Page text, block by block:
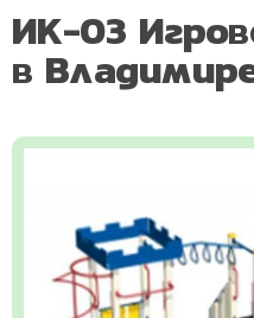
ИК-03
в